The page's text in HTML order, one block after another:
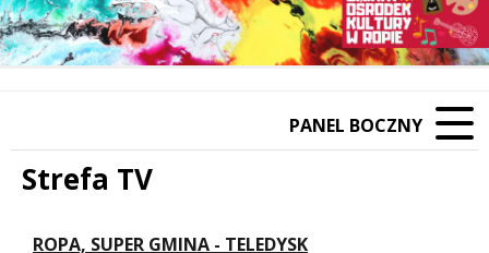
PANEL BOCZNY
Strefa TV
ROPA, SUPER GMINA - TELEDYSK